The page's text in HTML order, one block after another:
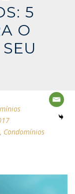
5
O
, Condomínios